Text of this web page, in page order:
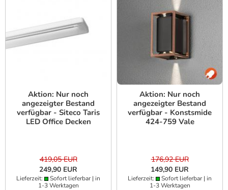
Aktion: Nur noch
angezeigter Bestand
verfügbar - Siteco Taris
LED Office Decken
419,05 EUR
249,90 EUR
Lieferzeit:
Sofort lieferbar | in
1-3 Werktagen
Aktion: Nur noch
angezeigter Bestand
verfügbar - Konstsmide
424-759 Vale
klares Glas, individuell
verstellbarer
Lichtaustritt 0-85°
176,92 EUR
149,90 EUR
Lieferzeit:
Sofort lieferbar | in
1-3 Werktagen